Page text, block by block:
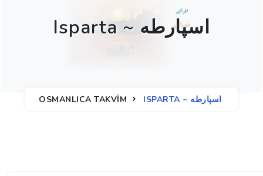
Isparta ~ اسپارطه
OSMANLICA TAKVIM ISPARTA ~ اسپارطه